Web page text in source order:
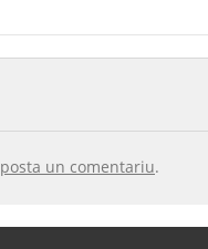
posta un comentariu.